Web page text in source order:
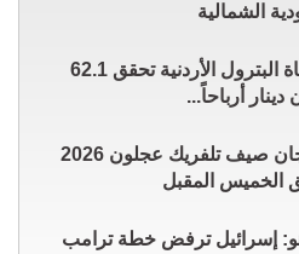
الشمالية
مصفاة البترول الأردنية تحقق 62.1
دينار أرباحاً...
مهرجان صيف تلفريك عجلون 2026
الخميس المقبل
إسرائيل ترفض خطة ترامب